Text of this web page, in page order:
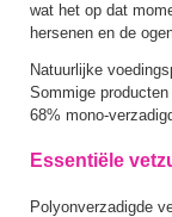
wat het op dat
hersenen en de
Natuurlijke
Sommige
68% mono-
Essentiële
Polyonverzadigde